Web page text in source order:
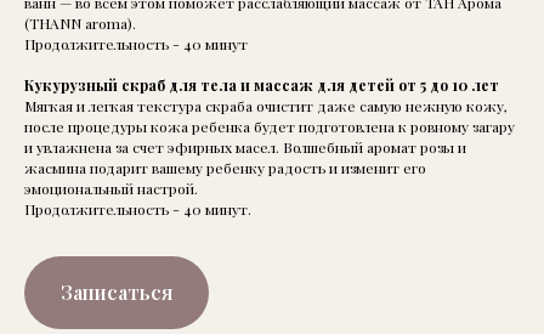
(THANN aroma).
Продолжительность - 40 минут
Кукурузный скраб для тела и массаж для детей от 5 до 10 лет
Мягкая и легкая текстура скраба очистит даже самую нежную кожу,
после процедуры кожа ребенка будет подготовлена к ровному загару
и увлажнена за счет эфирных масел. Волшебный аромат розы и
жасмина подарит вашему ребенку радость и изменит его
эмоциональный настрой.
Продолжительность - 40 минут.
Записаться